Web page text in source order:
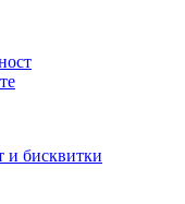
и бисквитки